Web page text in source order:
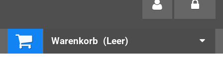
Warenkorb (Leer)